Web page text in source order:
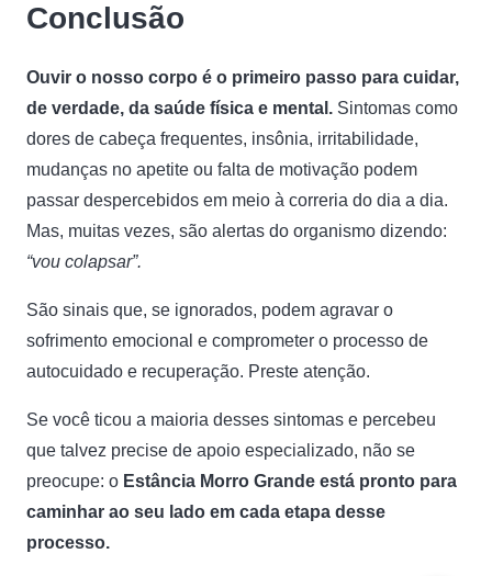
Conclusão
Ouvir o nosso corpo é o primeiro passo para cuidar,
de verdade, da saúde física e mental. Sintomas como
dores de cabeça frequentes, insônia, irritabilidade,
mudanças no apetite ou falta de motivação podem
passar despercebidos em meio à correria do dia a dia.
Mas, muitas vezes, são alertas do organismo dizendo:
“vou colapsar”.
São sinais que, se ignorados, podem agravar o
sofrimento emocional e comprometer o processo de
autocuidado e recuperação. Preste atenção.
Se você ticou a maioria desses sintomas e percebeu
que talvez precise de apoio especializado, não se
preocupe: o Estância Morro Grande está pronto para
caminhar ao seu lado em cada etapa desse
processo.